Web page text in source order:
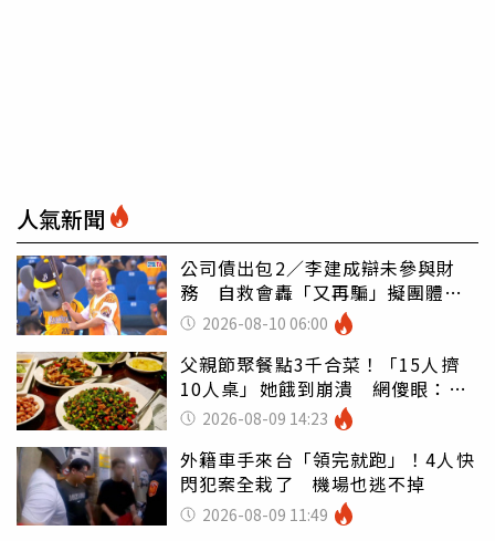
人氣新聞
公司債出包2／李建成辯未參與財
務 自救會轟「又再騙」擬團體訴
訟 2026-08-10 06:00
父親節聚餐點3千合菜！「15人擠
10人桌」她餓到崩潰 網傻眼：讓
店家看笑話
2026-08-09 14:23
外籍車手來台「領完就跑」！4人快
閃犯案全栽了 機場也逃不掉
2026-08-09 11:49